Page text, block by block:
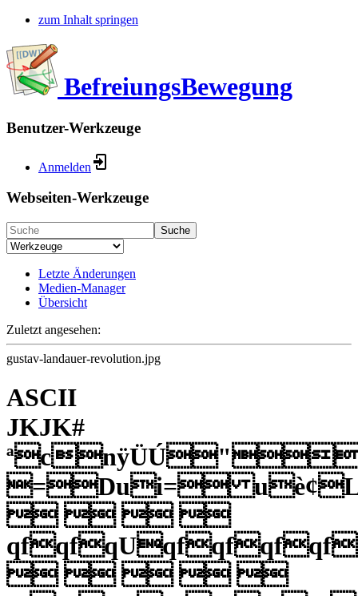
zum Inhalt springen
BefreiungsBewegung
Benutzer-Werkzeuge
Anmelden
Webseiten-Werkzeuge
Suche
Letzte Änderungen
Medien-Manager
Übersicht
Zuletzt angesehen:
gustav-landauer-revolution.jpg
ASCII
JKJK#
=Dui=
   
    